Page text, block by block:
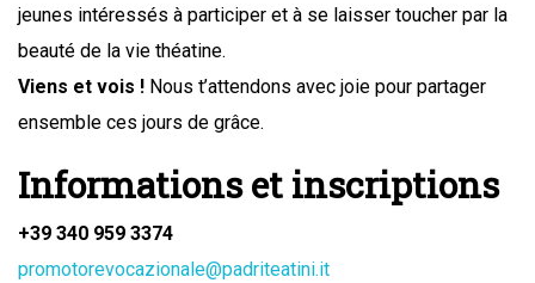
jeunes intéressés à participer et à se laisser toucher par la
beauté de la vie théatine.
Viens et vois ! Nous t’attendons avec joie pour partager
ensemble ces jours de grâce.
Informations et inscriptions
+39 340 959 3374
promotorevocazionale@padriteatini.it